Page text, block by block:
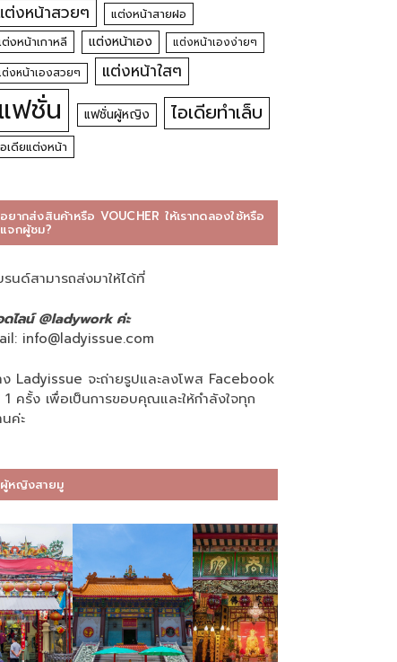
ต่งหน้าสวยๆ
แต่งหน้าสายฝอ
งหน้าเกาหลี
แต่งหน้าเอง
แต่งหน้าเองง่ายๆ
งหน้าเองสวยๆ
แต่งหน้าใสๆ
แฟชั่น แฟชั่นผู้หญิง ไอเดียทำเล็บ
เดียแต่งหน้า
อยากส่งสินค้าหรือ VOUCHER ให้เราทดลองใช้หรือ
แจกผู้ชม?
รนด์สามารถส่งมาให้ได้ที่
ดไลน์ @ladywork ค่ะ
info@ladyissue.com
ง Ladyissue จะถ่ายรูปและลงโพส Facebook
1 ครั้ง เพื่อเป็นการขอบคุณและให้กำลังใจทุก
ค่ะ
ผู้หญิงสายมู